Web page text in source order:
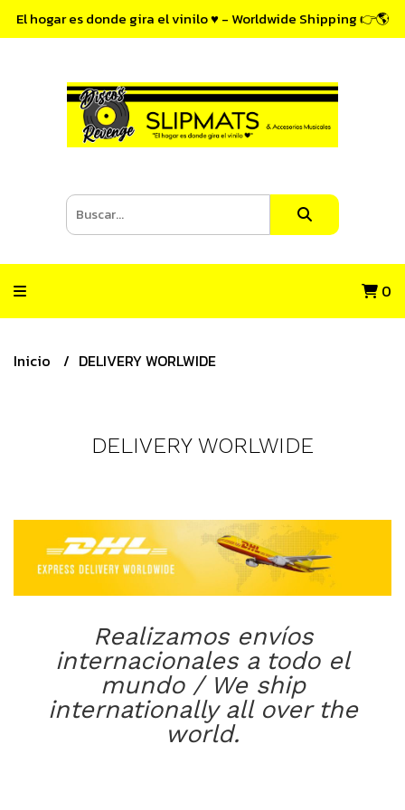
El hogar es donde gira el vinilo ♥ - Worldwide Shipping 👉🌎
0
Inicio DELIVERY WORLWIDE
DELIVERY WORLWIDE
Realizamos envíos
internacionales a todo el
mundo / We ship
internationally all over the
world.